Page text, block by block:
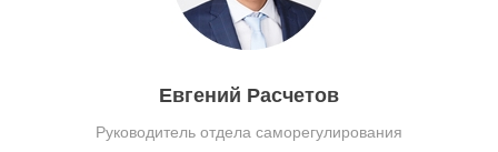
Евгений Расчетов
Руководитель отдела саморегулирования